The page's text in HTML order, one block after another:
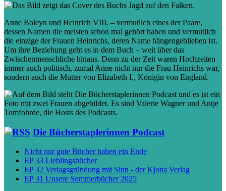
Anne Boleyn und Heinrich VIII. – vermutlich eines der Paare,
dessen Namen die meisten schon mal gehört haben und vermutlich
die einzige der Frauen Heinrichs, deren Name hängengeblieben ist.
Um ihre Beziehung geht es in dem Buch – weit über das
Zwischenmenschliche hinaus. Denn zu der Zeit waren Hochzeiten
immer auch politisch, zumal Anne nicht nur die Frau Heinrichs war,
sondern auch die Mutter von Elizabeth I., Königin von England.
Die Bücherstaplerinnen Podcast
Nicht nur gute Bücher haben ein Ende
EP 33 Lieblingsbücher
EP 32 Verlagsgründung mit Sinn - der Kjona Verlag
EP 31 Unsere Sommerbücher 2025